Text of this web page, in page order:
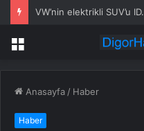
VW’nin elektrikli SUV’u
Menü
Anasayfa / Haber
Haber